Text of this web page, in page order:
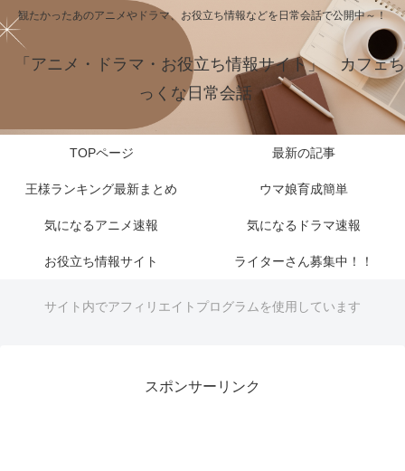
観たかったあのアニメやドラマ、お役立ち情報などを日常会話で公開中～！
「アニメ・ドラマ・お役立ち情報サイト」 カフェち
っくな日常会話
TOPページ 最新の記事
王様ランキング最新まとめ ウマ娘育成簡単
気になるアニメ速報 気になるドラマ速報
お役立ち情報サイト ライターさん募集中！！
サイト内でアフィリエイトプログラムを使用しています
スポンサーリンク